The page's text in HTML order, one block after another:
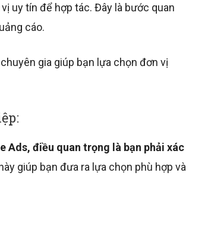
uy tín để hợp tác. Đây là bước quan
cáo.
gia giúp bạn lựa chọn đơn vị
Ads, điều quan trọng là bạn phải xác
giúp bạn đưa ra lựa chọn phù hợp và